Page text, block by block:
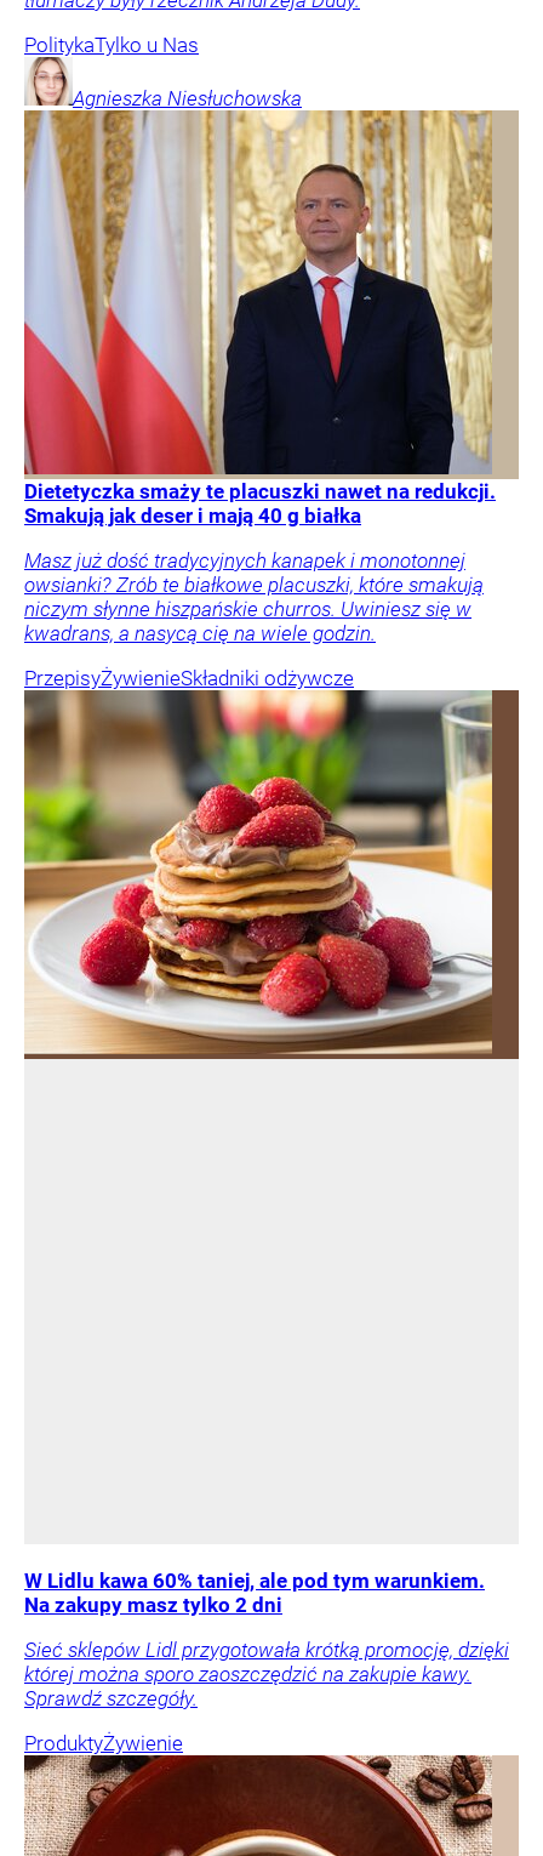
PolitykaTylko u Nas
Agnieszka Niesłuchowska
Dietetyczka smaży te placuszki nawet na redukcji.
Smakują jak deser i mają 40 g białka
Masz już dość tradycyjnych kanapek i monotonnej
owsianki? Zrób te białkowe placuszki, które smakują
niczym słynne hiszpańskie churros. Uwiniesz się w
kwadrans, a nasycą cię na wiele godzin.
PrzepisyŻywienieSkładniki odżywcze
W Lidlu kawa 60% taniej, ale pod tym warunkiem.
Na zakupy masz tylko 2 dni
Sieć sklepów Lidl przygotowała krótką promocję, dzięki
której można sporo zaoszczędzić na zakupie kawy.
Sprawdź szczegóły.
ProduktyŻywienie